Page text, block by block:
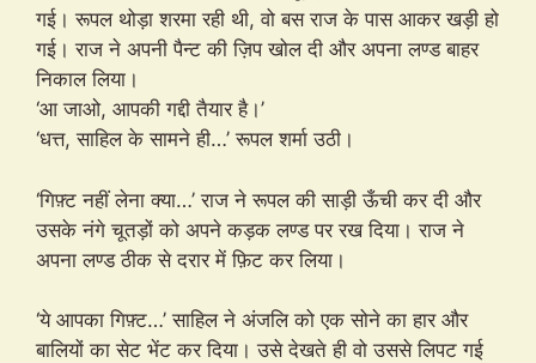
गई। रूपल थोड़ा शरमा रही थी, वो बस राज के पास आकर खड़ी हो
गई। राज ने अपनी पैन्ट की ज़िप खोल दी और अपना लण्ड बाहर
निकाल लिया।
‘आ जाओ, आपकी गद्दी तैयार है।’
‘धत्त, साहिल के सामने ही…’ रूपल शर्मा उठी।
‘गिफ़्ट नहीं लेना क्या…’ राज ने रूपल की साड़ी ऊँची कर दी और
उसके नंगे चूतड़ों को अपने कड़क लण्ड पर रख दिया। राज ने
अपना लण्ड ठीक से दरार में फ़िट कर लिया।
‘ये आपका गिफ़्ट…’ साहिल ने अंजलि को एक सोने का हार और
बालियों का सेट भेंट कर दिया। उसे देखते ही वो उससे लिपट गई